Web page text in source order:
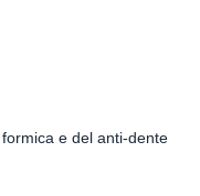
e del anti-dente